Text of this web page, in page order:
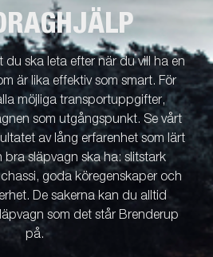
du ska leta efter när du vill ha en
är lika effektiv som smart. För
möjliga transportuppgifter,
som utgångspunkt. Se vårt
av lång erfarenhet som lärt
bra släpvagn ska ha: slitstark
goda köregenskaper och
De sakerna kan du alltid
som det står Brenderup
på.